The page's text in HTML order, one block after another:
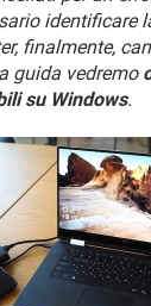
identificare
finalmente,
guida vedremo
su Windows.